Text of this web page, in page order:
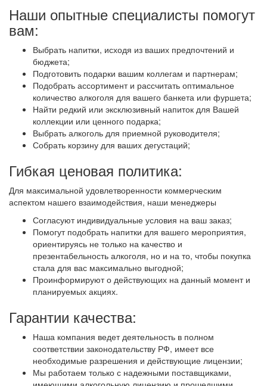
Наши опытные специалисты помогут
вам:
Выбрать напитки, исходя из ваших предпочтений и
бюджета;
Подготовить подарки вашим коллегам и партнерам;
Подобрать ассортимент и рассчитать оптимальное
количество алкоголя для вашего банкета или фуршета;
Найти редкий или эксклюзивный напиток для Вашей
коллекции или ценного подарка;
Выбрать алкоголь для приемной руководителя;
Собрать корзину для ваших дегустаций;
Гибкая ценовая политика:
Для максимальной удовлетворенности коммерческим
аспектом нашего взаимодействия, наши менеджеры
Согласуют индивидуальные условия на ваш заказ;
Помогут подобрать напитки для вашего мероприятия,
ориентируясь не только на качество и
презентабельность алкоголя, но и на то, чтобы покупка
стала для вас максимально выгодной;
Проинформируют о действующих на данный момент и
планируемых акциях.
Гарантии качества:
Наша компания ведет деятельность в полном
соответствии законодательству РФ, имеет все
необходимые разрешения и действующие лицензии;
Мы работаем только с надежными поставщиками,